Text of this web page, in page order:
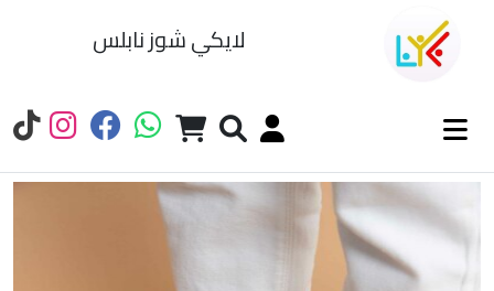
لايكي شوز نابلس